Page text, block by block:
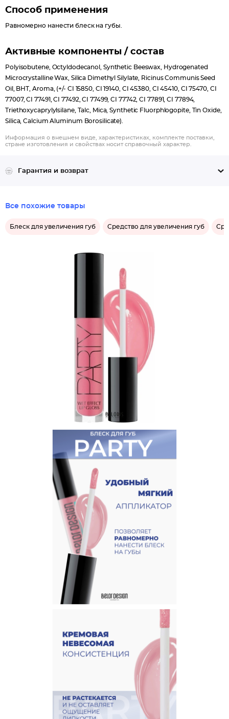
Способ применения
Равномерно нанести блеск на губы.
Активные компоненты / состав
Polyisobutene, Octyldodecanol, Synthetic Beeswax, Hydrogenated
Microcrystalline Wax, Silica Dimethyl Silylate, Ricinus Communis Seed
Oil, BHT, Aroma, (+/- CI 15850, CI 19140, CI 45380, CI 45410, CI 75470, CI
77007, CI 77491, CI 77492, CI 77499, CI 77742, CI 77891, CI 77894,
Triethoxycaprylylsilane, Talc, Mica, Synthetic Fluorphlogopite, Tin Oxide,
Silica, Calcium Aluminum Borosilicate).
Информация о внешнем виде, характеристиках, комплекте поставки,
стране изготовления и свойствах носит справочный характер.
Гарантия и возврат
Все похожие товары
Блеск для увеличения губ Средство для увеличения губ